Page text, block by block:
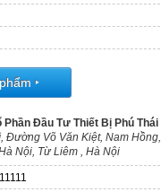
‣
Phần Đầu Tư Thiết Bị Phú Thái
Đường Võ Văn Kiệt, Nam Hồng,
Nội, Từ Liêm , Hà Nội